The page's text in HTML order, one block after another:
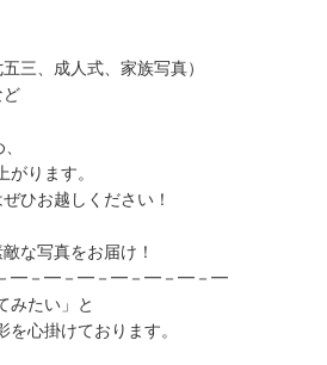
三、成人式、家族写真）
ります。
ひお越しください！
な写真をお届け！
━－━－━－━－━－━－━
みたい」と
心掛けております。